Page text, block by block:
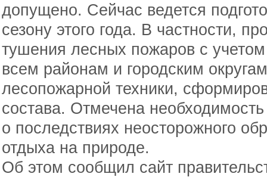
допущено. Сейчас ведется
сезону этого года. В частности,
тушения лесных пожаров с
всем районам и городским
лесопожарной техники,
состава. Отмечена
о последствиях неосторожного
отдыха на природе.
Об этом сообщил сайт